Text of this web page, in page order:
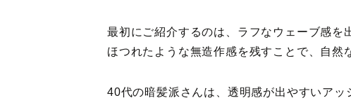
最初にご紹介するのは、ラフなウェーブ感
ほつれたような無造作感を残すことで、自然
40代の暗髪派さんは、透明感が出やすいアッ